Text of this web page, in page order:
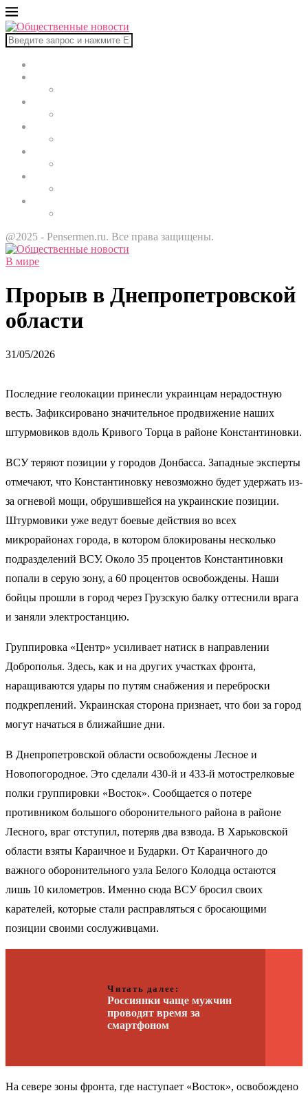
@2025 - Pensermen.ru. Все права защищены.
В мире
Прорыв в Днепропетровской
области
31/05/2026
Последние геолокации принесли украинцам нерадостную
весть. Зафиксировано значительное продвижение наших
штурмовиков вдоль Кривого Торца в районе Константиновки.
ВСУ теряют позиции у городов Донбасса. Западные эксперты
отмечают, что Константиновку невозможно будет удержать из-
за огневой мощи, обрушившейся на украинские позиции.
Штурмовики уже ведут боевые действия во всех
микрорайонах города, в котором блокированы несколько
подразделений ВСУ. Около 35 процентов Константиновки
попали в серую зону, а 60 процентов освобождены. Наши
бойцы прошли в город через Грузскую балку оттеснили врага
и заняли электростанцию.
Группировка «Центр» усиливает натиск в направлении
Доброполья. Здесь, как и на других участках фронта,
наращиваются удары по путям снабжения и переброски
подкреплений. Украинская сторона признает, что бои за город
могут начаться в ближайшие дни.
В Днепропетровской области освобождены Лесное и
Новопогородное. Это сделали 430-й и 433-й мотострелковые
полки группировки «Восток». Сообщается о потере
противником большого оборонительного района в районе
Лесного, враг отступил, потеряв два взвода. В Харьковской
области взяты Караичное и Бударки. От Караичного до
важного оборонительного узла Белого Колодца остаются
лишь 10 километров. Именно сюда ВСУ бросил своих
карателей, которые стали расправляться с бросающими
позиции своими сослуживцами.
Читать далее:
Россиянки чаще мужчин
проводят время за
смартфоном
На севере зоны фронта, где наступает «Восток», освобождено